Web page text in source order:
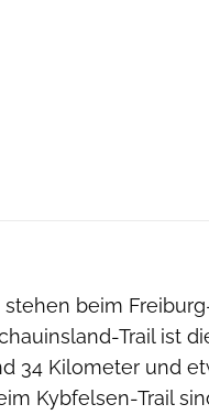
beim
Trail ist
34 Kilometer und
Kybfelsen-Trail